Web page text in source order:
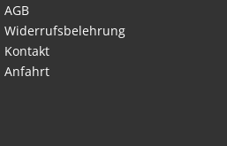
AGB
Widerrufsbelehrung
Kontakt
Anfahrt